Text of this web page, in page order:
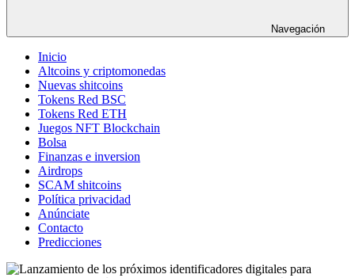
Navegación
Inicio
Altcoins y criptomonedas
Nuevas shitcoins
Tokens Red BSC
Tokens Red ETH
Juegos NFT Blockchain
Bolsa
Finanzas e inversion
Airdrops
SCAM shitcoins
Política privacidad
Anúnciate
Contacto
Predicciones